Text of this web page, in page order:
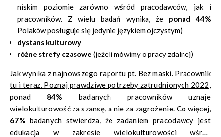
niskim poziomie zarówno wśród pracodawców, jak i
pracowników. Z wielu badań wynika, że ponad 44%
Polaków posługuje się jedynie językiem ojczystym)
dystans kulturowy
różne strefy czasowe (jeżeli mówimy o pracy zdalnej)
Jak wynika z najnowszego raportu pt. Bez maski. Pracownik
tu i teraz. Poznaj prawdziwe potrzeby zatrudnionych 2022,
ponad 84% badanych pracowników uznaje
wielokulturowość za szansę, a nie za zagrożenie. Co więcej,
67% badanych stwierdza, że zadaniem pracodawcy jest
edukacja w zakresie wielokulturowości wśród